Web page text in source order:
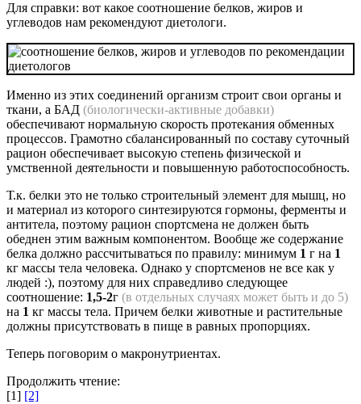
Для справки: вот какое соотношение белков, жиров и
углеводов нам рекомендуют диетологи.
Именно из этих соединений организм строит свои органы и
ткани, а БАД (биологически-активные добавки)
обеспечивают нормальную скорость протекания обменных
процессов. Грамотно сбалансированный по составу суточный
рацион обеспечивает высокую степень физической и
умственной деятельности и повышенную работоспособность.
Т.к. белки это не только строительный элемент для мышц, но
и материал из которого синтезируются гормоны, ферменты и
антитела, поэтому рацион спортсмена не должен быть
обеднен этим важным компонентом. Вообще же содержание
белка должно рассчитываться по правилу: минимум 1 г на 1
кг массы тела человека. Однако у спортсменов не все как у
людей :), поэтому для них справедливо следующее
соотношение: 1,5-2г (в отдельных случаях может быть и до 5)
на 1 кг массы тела. Причем белки животные и растительные
должны присутствовать в пище в равных пропорциях.
Теперь поговорим о макронутриентах.
Продолжить чтение:
[1] [2]